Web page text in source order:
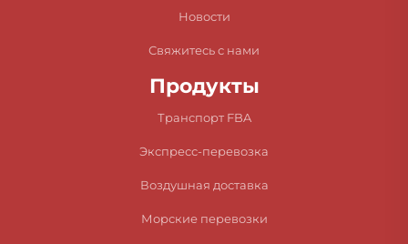
Новости
Свяжитесь с нами
Продукты
Транспорт FBA
Экспресс-перевозка
Воздушная доставка
Морские перевозки